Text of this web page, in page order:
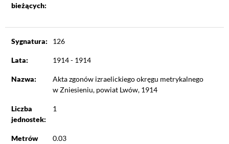
bieżących:
Sygnatura: 126
Lata: 1914 - 1914
Nazwa:
Akta zgonów izraelickiego okręgu metrykalnego
w Zniesieniu, powiat Lwów, 1914
Liczba
jednostek:
1
Metrów
0.03